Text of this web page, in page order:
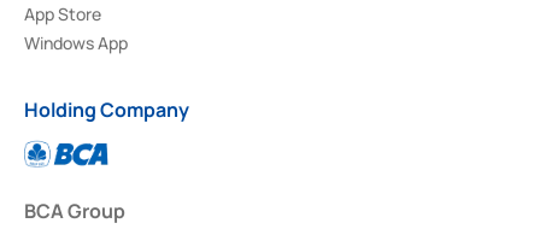
App Store
Windows App
Holding Company
BCA Group